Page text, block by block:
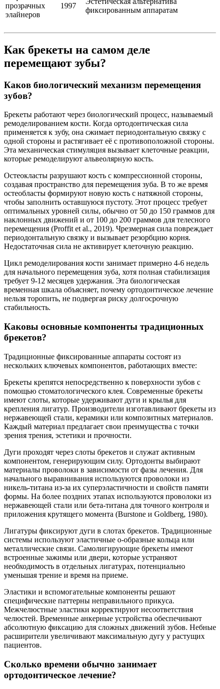
прозрачных
элайнеров
1997
фиксированным аппаратам
Как брекеты на самом деле
перемещают зубы?
Каков биологический механизм перемещения
зубов?
Брекеты работают через биологический процесс, называемый
ремоделированием кости. Когда ортодонтическая сила
применяется к зубу, она сжимает периодонтальную связку с
одной стороны и растягивает её с противоположной стороны.
Эта механическая стимуляция вызывает клеточные реакции,
которые ремоделируют альвеолярную кость.
Остеокласты разрушают кость с компрессионной стороны,
создавая пространство для перемещения зуба. В то же время
остеобласты формируют новую кость с натяжной стороны,
чтобы заполнить оставшуюся пустоту. Этот процесс требует
оптимальных уровней силы, обычно от 50 до 150 граммов для
наклонных движений и от 100 до 200 граммов для телесного
перемещения (Proffit et al., 2019). Чрезмерная сила повреждает
периодонтальную связку и вызывает резорбцию корня.
Недостаточная сила не активирует клеточную реакцию.
Цикл ремоделирования кости занимает примерно 4-6 недель
для начального перемещения зуба, хотя полная стабилизация
требует 9-12 месяцев удержания. Эта биологическая
временная шкала объясняет, почему ортодонтическое лечение
нельзя торопить, не подвергая риску долгосрочную
стабильность.
Каковы основные компоненты традиционных
брекетов?
Традиционные фиксированные аппараты состоят из
нескольких ключевых компонентов, работающих вместе:
Брекеты крепятся непосредственно к поверхности зубов с
помощью стоматологического клея. Современные брекеты
имеют слоты, которые удерживают дуги и крылья для
крепления лигатур. Производители изготавливают брекеты из
нержавеющей стали, керамики или композитных материалов.
Каждый материал предлагает свои преимущества с точки
зрения трения, эстетики и прочности.
Дуги проходят через слоты брекетов и служат активным
компонентом, генерирующим силу. Ортодонты выбирают
материалы проволоки в зависимости от фазы лечения. Для
начального выравнивания используются проволоки из
никель-титана из-за их суперэластичности и свойств памяти
формы. На более поздних этапах используются проволоки из
нержавеющей стали или бета-титана для точного контроля и
приложения крутящего момента (Burstone и Goldberg, 1980).
Лигатуры фиксируют дуги в слотах брекетов. Традиционные
системы используют эластичные о-образные кольца или
металлические связи. Самолигирующие брекеты имеют
встроенные зажимы или двери, которые устраняют
необходимость в отдельных лигатурах, потенциально
уменьшая трение и время на приеме.
Эластики и вспомогательные компоненты решают
специфические паттерны неправильного прикуса.
Межчелюстные эластики корректируют несоответствия
челюстей. Временные анкерные устройства обеспечивают
абсолютную фиксацию для сложных движений зубов. Небные
расширители увеличивают максимальную дугу у растущих
пациентов.
Сколько времени обычно занимает
ортодонтическое лечение?